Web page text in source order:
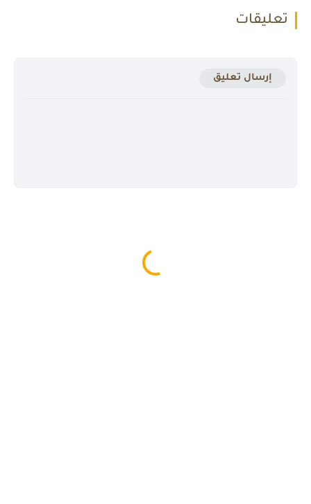
تعليقات
إرسال تعليق